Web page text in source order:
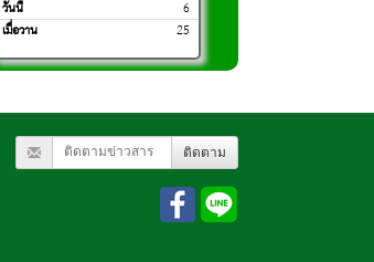
วันนี้
6
เมื่อวาน
25
ติดตาม